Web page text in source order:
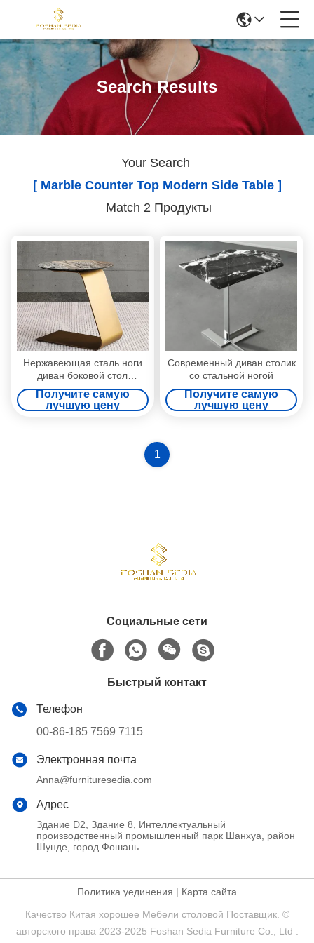
Search Results
Your Search
[ Marble Counter Top Modern Side Table ]
Match 2 Продукты
Нержавеющая сталь ноги
диван боковой стол
мраморный приставка
верхний современный
конечные столы
Получите самую
лучшую цену
Современный диван столик
со стальной ногой
Получите самую
лучшую цену
1
Социальные сети
Быстрый контакт
Телефон
00-86-185 7569 7115
Электронная почта
Anna@furnituresedia.com
Адрес
Здание D2, Здание 8, Интеллектуальный
производственный промышленный парк Шанхуа, район
Шунде, город Фошань
Политика уединения | Карта сайта
Качество Китая хорошее Мебели столовой Поставщик. ©
авторского права 2023-2025 Foshan Sedia Furniture Co., Ltd .